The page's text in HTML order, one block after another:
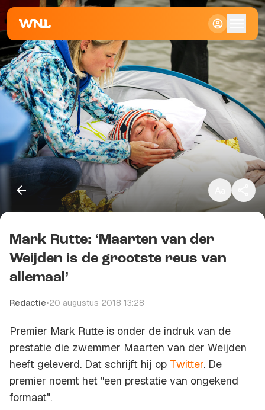
Klein
Standaard
Kopieer link
Mark Rutte: ‘Maarten van der
Weijden is de grootste reus van
allemaal’
Redactie•20 augustus 2018 13:28
Premier Mark Rutte is onder de indruk van de
prestatie die zwemmer Maarten van der Weijden
heeft geleverd. Dat schrijft hij op Twitter. De
premier noemt het "een prestatie van ongekend
formaat".